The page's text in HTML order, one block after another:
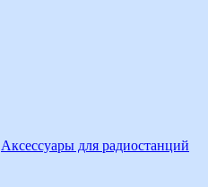
Аксессуары для радиостанций